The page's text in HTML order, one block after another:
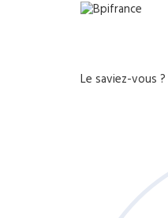
Le saviez-vous ?